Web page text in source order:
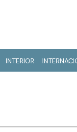
INTERIOR